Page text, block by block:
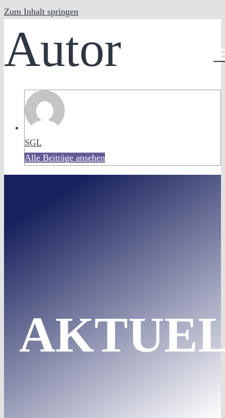
Zum Inhalt springen
Autor
SGL
Alle Beiträge ansehen